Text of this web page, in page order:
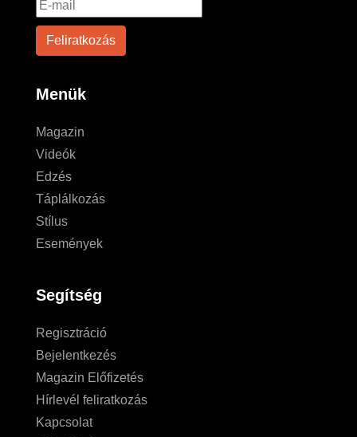
Menük
Magazin
Videók
Edzés
Táplálkozás
Stílus
Események
Segítség
Regisztráció
Bejelentkezés
Magazin Előfizetés
Hírlevél feliratkozás
Kapcsolat